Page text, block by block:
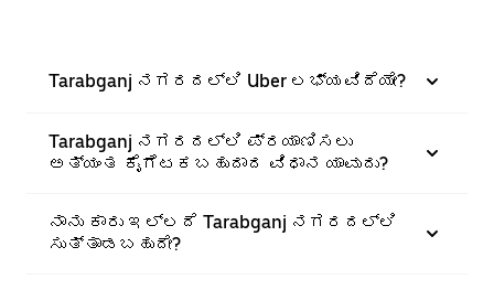
Tarabganj ನಗರದಲ್ಲಿ Uber ಲಭ್ಯವಿದೆಯೇ?
Tarabganj ನಗರದಲ್ಲಿ ಪ್ರಯಾಣಿಸಲು
ಅತ್ಯಂತ ಕೈಗೆಟಕಬಹುದಾದ ವಿಧಾನ ಯಾವುದು?
ನಾನು ಕಾರು ಇಲ್ಲದೆ Tarabganj ನಗರದಲ್ಲಿ
ಸುತ್ತಾಡಬಹುದೇ?